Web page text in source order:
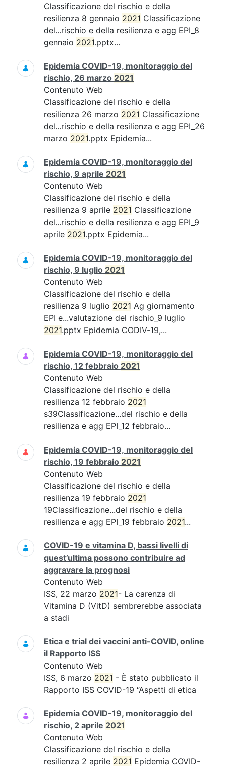
Classificazione del rischio e della
resilienza 8 gennaio 2021 Classificazione
del...rischio e della resilienza e agg EPI_8
gennaio 2021.pptx...
Epidemia COVID-19, monitoraggio del
rischio, 26 marzo 2021
Contenuto Web
Classificazione del rischio e della
resilienza 26 marzo 2021 Classificazione
del...rischio e della resilienza e agg EPI_26
marzo 2021.pptx Epidemia...
Epidemia COVID-19, monitoraggio del
rischio, 9 aprile 2021
Contenuto Web
Classificazione del rischio e della
resilienza 9 aprile 2021 Classificazione
del...rischio e della resilienza e agg EPI_9
aprile 2021.pptx Epidemia...
Epidemia COVID-19, monitoraggio del
rischio, 9 luglio 2021
Contenuto Web
Classificazione del rischio e della
resilienza 9 luglio 2021 Ag giornamento
EPI e...valutazione del rischio_9 luglio
2021.pptx Epidemia CODIV-19,...
Epidemia COVID-19, monitoraggio del
rischio, 12 febbraio 2021
Contenuto Web
Classificazione del rischio e della
resilienza 12 febbraio 2021
s39Classificazione...del rischio e della
resilienza e agg EPI_12 febbraio...
Epidemia COVID-19, monitoraggio del
rischio, 19 febbraio 2021
Contenuto Web
Classificazione del rischio e della
resilienza 19 febbraio 2021
19Classificazione...del rischio e della
resilienza e agg EPI_19 febbraio 2021...
COVID-19 e vitamina D, bassi livelli di
quest’ultima possono contribuire ad
aggravare la prognosi
Contenuto Web
ISS, 22 marzo 2021- La carenza di
Vitamina D (VitD) sembrerebbe associata
a stadi
Etica e trial dei vaccini anti-COVID, online
il Rapporto ISS
Contenuto Web
ISS, 6 marzo 2021 - È stato pubblicato il
Rapporto ISS COVID-19 “Aspetti di etica
Epidemia COVID-19, monitoraggio del
rischio, 2 aprile 2021
Contenuto Web
Classificazione del rischio e della
resilienza 2 aprile 2021 Epidemia COVID-